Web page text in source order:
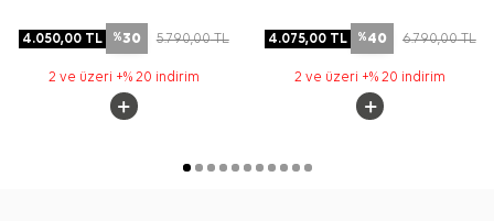
4.050,00TL %30 5.790,00TL
2 ve üzeri +% 20 indirim
4.075,00TL %40 6.790,00TL
2 ve üzeri +% 20 indirim